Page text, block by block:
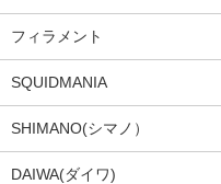
フィラメント
SQUIDMANIA
SHIMANO(シマノ）
DAIWA(ダイワ)